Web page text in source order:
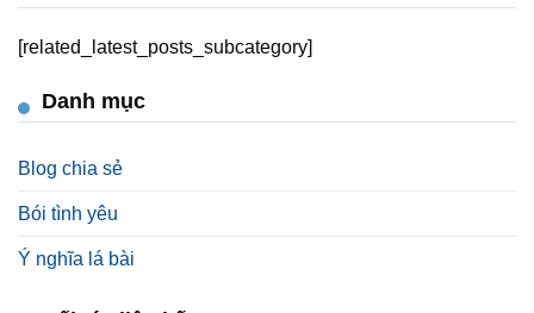
[related_latest_posts_subcategory]
Danh mục
Blog chia sẻ
Bói tình yêu
Ý nghĩa lá bài